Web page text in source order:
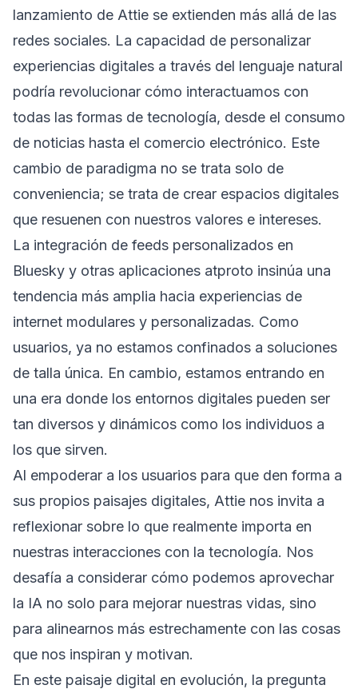
lanzamiento de Attie se extienden más allá de las
redes sociales. La capacidad de personalizar
experiencias digitales a través del lenguaje natural
podría revolucionar cómo interactuamos con
todas las formas de tecnología, desde el consumo
de noticias hasta el comercio electrónico. Este
cambio de paradigma no se trata solo de
conveniencia; se trata de crear espacios digitales
que resuenen con nuestros valores e intereses.
La integración de feeds personalizados en
Bluesky y otras aplicaciones atproto insinúa una
tendencia más amplia hacia experiencias de
internet modulares y personalizadas. Como
usuarios, ya no estamos confinados a soluciones
de talla única. En cambio, estamos entrando en
una era donde los entornos digitales pueden ser
tan diversos y dinámicos como los individuos a
los que sirven.
Al empoderar a los usuarios para que den forma a
sus propios paisajes digitales, Attie nos invita a
reflexionar sobre lo que realmente importa en
nuestras interacciones con la tecnología. Nos
desafía a considerar cómo podemos aprovechar
la IA no solo para mejorar nuestras vidas, sino
para alinearnos más estrechamente con las cosas
que nos inspiran y motivan.
En este paisaje digital en evolución, la pregunta